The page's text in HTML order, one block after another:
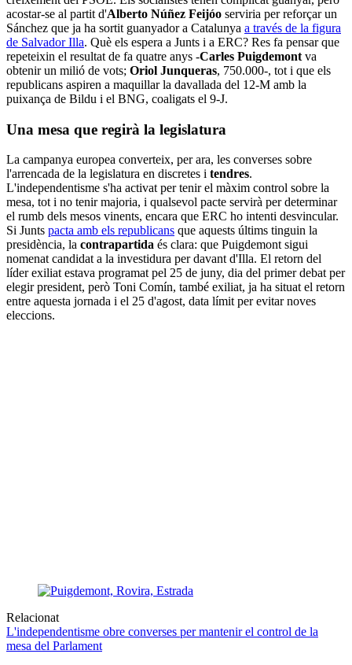
acostar-se al partit d'Alberto Núñez Feijóo serviria per reforçar un
Sánchez que ja ha sortit guanyador a Catalunya a través de la figura
de Salvador Illa. Què els espera a Junts i a ERC? Res fa pensar que
repeteixin el resultat de fa quatre anys -Carles Puigdemont va
obtenir un milió de vots; Oriol Junqueras, 750.000-, tot i que els
republicans aspiren a maquillar la davallada del 12-M amb la
puixança de Bildu i el BNG, coaligats el 9-J.
Una mesa que regirà la legislatura
La campanya europea converteix, per ara, les converses sobre
l'arrencada de la legislatura en discretes i tendres.
L'independentisme s'ha activat per tenir el màxim control sobre la
mesa, tot i no tenir majoria, i qualsevol pacte servirà per determinar
el rumb dels mesos vinents, encara que ERC ho intenti desvincular.
Si Junts pacta amb els republicans que aquests últims tinguin la
presidència, la contrapartida és clara: que Puigdemont sigui
nomenat candidat a la investidura per davant d'Illa. El retorn del
líder exiliat estava programat pel 25 de juny, dia del primer debat per
elegir president, però Toni Comín, també exiliat, ja ha situat el retorn
entre aquesta jornada i el 25 d'agost, data límit per evitar noves
eleccions.
Relacionat
L'independentisme obre converses per mantenir el control de la
mesa del Parlament